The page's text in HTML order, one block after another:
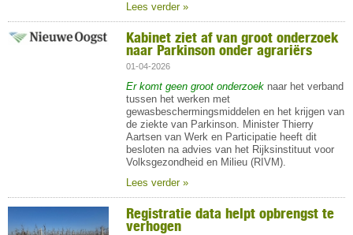
Lees verder »
Kabinet ziet af van groot onderzoek
naar Parkinson onder agrariërs
01-04-2026
Er komt geen groot onderzoek naar het verband
tussen het werken met
gewasbeschermingsmiddelen en het krijgen van
de ziekte van Parkinson. Minister Thierry
Aartsen van Werk en Participatie heeft dit
besloten na advies van het Rijksinstituut voor
Volksgezondheid en Milieu (RIVM).
Lees verder »
Registratie data helpt opbrengst te
verhogen